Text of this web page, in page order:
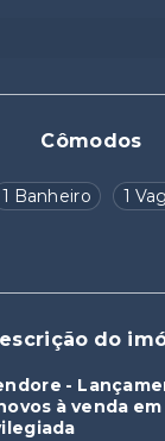
Cômodos
1 Banheiro
1
do
-
à venda em